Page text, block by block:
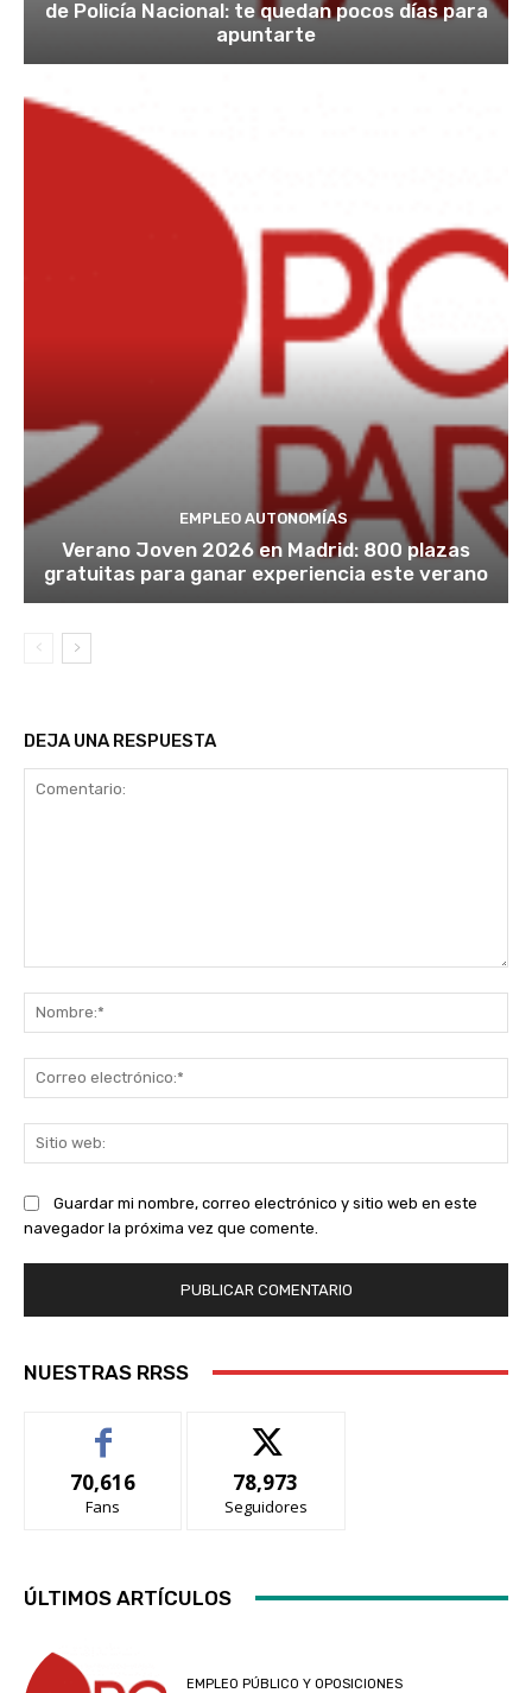
de Policía Nacional: te quedan pocos días para
apuntarte
EMPLEO AUTONOMÍAS
Verano Joven 2026 en Madrid: 800 plazas
gratuitas para ganar experiencia este verano
DEJA UNA RESPUESTA
Guardar mi nombre, correo electrónico y sitio web en este
navegador la próxima vez que comente.
NUESTRAS RRSS
70,616
Fans
78,973
Seguidores
ÚLTIMOS ARTÍCULOS
EMPLEO PÚBLICO Y OPOSICIONES